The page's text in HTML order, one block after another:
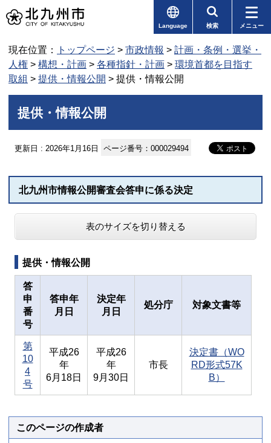
Language 検索 メニュー
現在位置： トップページ > 市政情報 > 計画・条例・選挙・
人権 > 構想・計画 > 各種指針・計画 > 環境首都を目指す
取組 > 提供・情報公開 > 提供・情報公開
提供・情報公開
更新日 : 2026年1月16日 ページ番号：000029494
北九州市情報公開審査会答申に係る決定
表のサイズを切り替える
提供・情報公開
答
申
番
号
答申年
月日
決定年
月日
処分庁 対象文書等
第
10
4
号
平成26
年
6月18日
平成26
年
9月30日
市長
決定書（WO
RD形式57K
B）
このページの作成者